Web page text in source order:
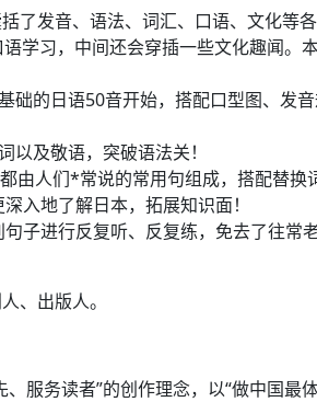
了发音、语法、词汇、口语、文化
学习，中间还会穿插一些文化趣闻
的日语50音开始，搭配口型图、发
及敬语，突破语法关！
人们*常说的常用句组成，搭配替换
入地了解日本，拓展知识面！
子进行反复听、反复练，免去了往常
、出版人。
服务读者”的创作理念，以“做中国